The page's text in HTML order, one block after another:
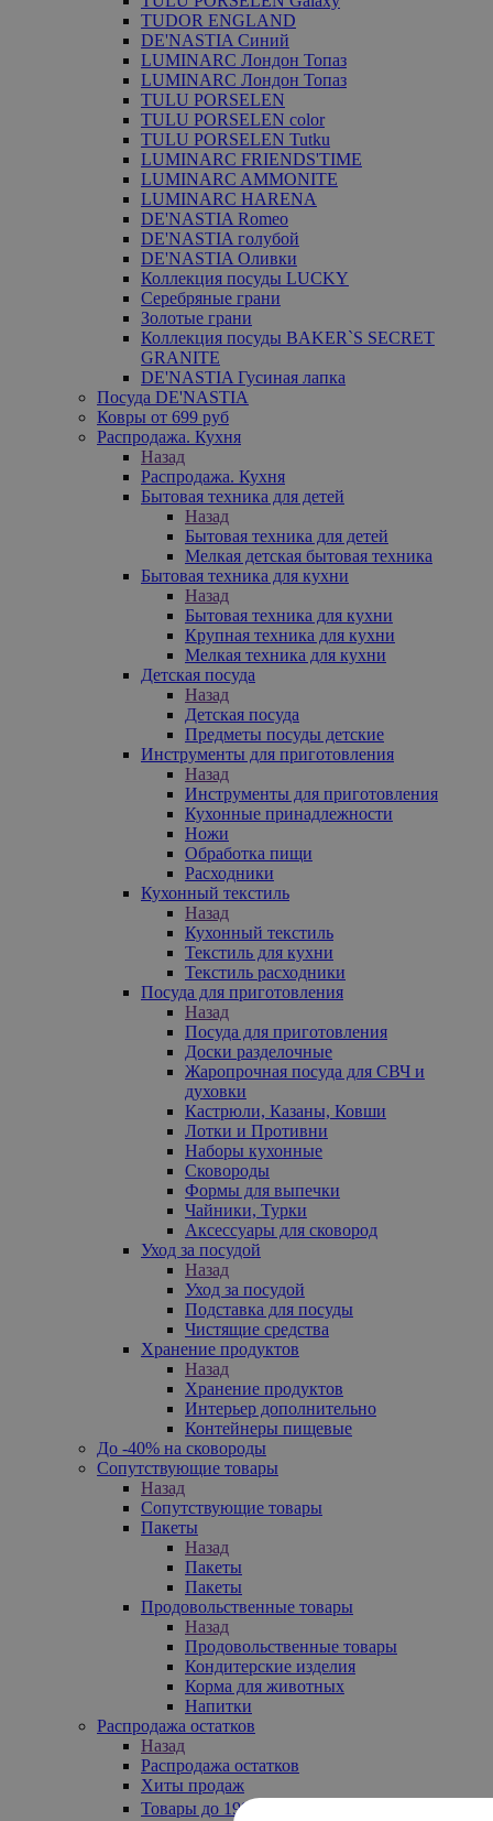
TUDOR ENGLAND
DE'NASTIA Синий
LUMINARC Лондон Топаз
LUMINARC Лондон Топаз
TULU PORSELEN
TULU PORSELEN color
TULU PORSELEN Tutku
LUMINARC FRIENDS'TIME
LUMINARC AMMONITE
LUMINARC HARENA
DE'NASTIA Romeo
DE'NASTIA голубой
DE'NASTIA Оливки
Коллекция посуды LUCKY
Серебряные грани
Золотые грани
Коллекция посуды BAKER`S SECRET
GRANITE
DE'NASTIA Гусиная лапка
Посуда DE'NASTIA
Ковры от 699 руб
Распродажа. Кухня
Назад
Распродажа. Кухня
Бытовая техника для детей
Назад
Бытовая техника для детей
Мелкая детская бытовая техника
Бытовая техника для кухни
Назад
Бытовая техника для кухни
Крупная техника для кухни
Мелкая техника для кухни
Детская посуда
Назад
Детская посуда
Предметы посуды детские
Инструменты для приготовления
Назад
Инструменты для приготовления
Кухонные принадлежности
Ножи
Обработка пищи
Расходники
Кухонный текстиль
Назад
Кухонный текстиль
Текстиль для кухни
Текстиль расходники
Посуда для приготовления
Назад
Посуда для приготовления
Доски разделочные
Жаропрочная посуда для СВЧ и
духовки
Кастрюли, Казаны, Ковши
Лотки и Противни
Наборы кухонные
Сковороды
Формы для выпечки
Чайники, Турки
Аксессуары для сковород
Уход за посудой
Назад
Уход за посудой
Подставка для посуды
Чистящие средства
Хранение продуктов
Назад
Хранение продуктов
Интерьер дополнительно
Контейнеры пищевые
До -40% на сковороды
Сопутствующие товары
Назад
Сопутствующие товары
Пакеты
Назад
Пакеты
Пакеты
Продовольственные товары
Назад
Продовольственные товары
Кондитерские изделия
Корма для животных
Напитки
Распродажа остатков
Назад
Распродажа остатков
Хиты продаж
Товары до 199₽